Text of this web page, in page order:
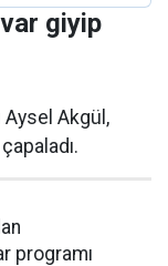
giyip
Aysel Akgül,
programı